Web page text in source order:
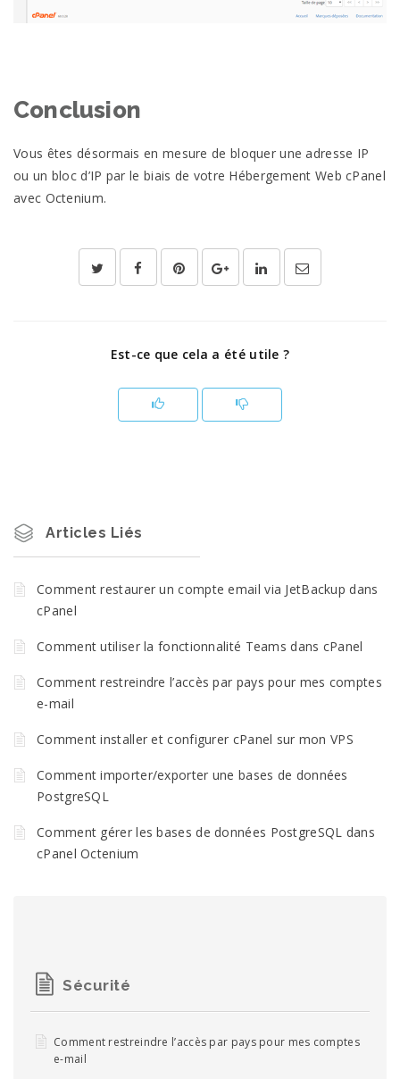
Conclusion
Vous êtes désormais en mesure de bloquer une adresse IP
ou un bloc d’IP par le biais de votre Hébergement Web cPanel
avec Octenium.
Est-ce que cela a été utile ?
Articles Liés
Comment restaurer un compte email via JetBackup dans
cPanel
Comment utiliser la fonctionnalité Teams dans cPanel
Comment restreindre l’accès par pays pour mes comptes
e-mail
Comment installer et configurer cPanel sur mon VPS
Comment importer/exporter une bases de données
PostgreSQL
Comment gérer les bases de données PostgreSQL dans
cPanel Octenium
Sécurité
Comment restreindre l’accès par pays pour mes comptes
e-mail